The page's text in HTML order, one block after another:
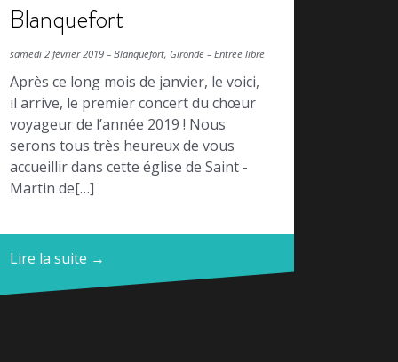
Blanquefort
samedi 2 février 2019 – Blanquefort, Gironde – Entrée libre
Après ce long mois de janvier, le voici,
il arrive, le premier concert du chœur
voyageur de l’année 2019 ! Nous
serons tous très heureux de vous
accueillir dans cette église de Saint -
Martin de[…]
Lire la suite →